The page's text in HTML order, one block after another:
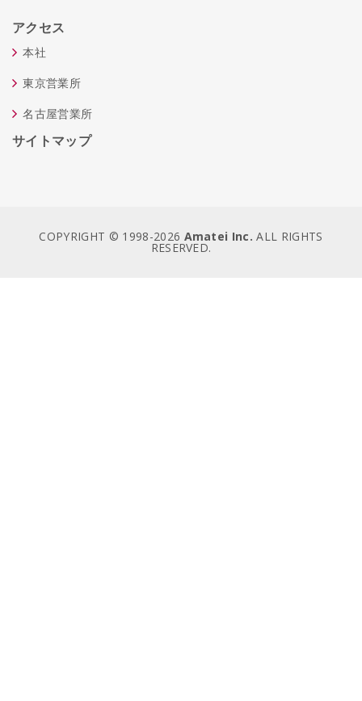
アクセス
本社
東京営業所
名古屋営業所
サイトマップ
COPYRIGHT © 1998-2026 Amatei Inc. ALL RIGHTS
RESERVED.